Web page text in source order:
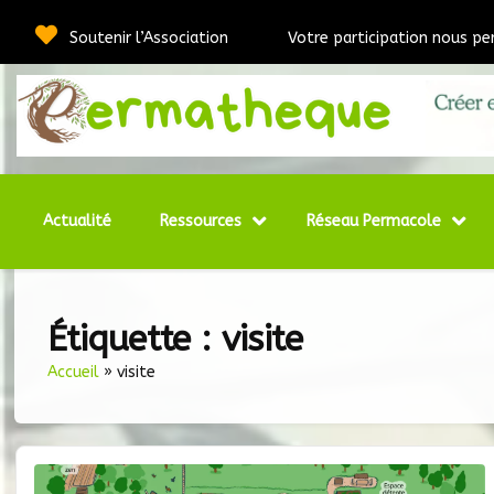
Soutenir l’Association Votre participation nous
Actualité Ressources Réseau Permacole
Étiquette : visite
Accueil »visite